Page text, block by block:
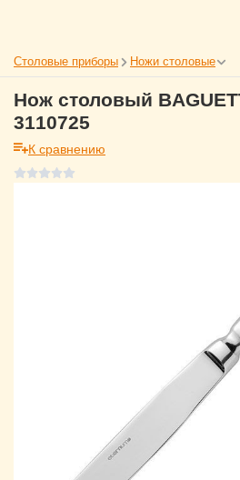
Столовые приборы Ножи столовые
Нож столовый
3110725
К сравнению